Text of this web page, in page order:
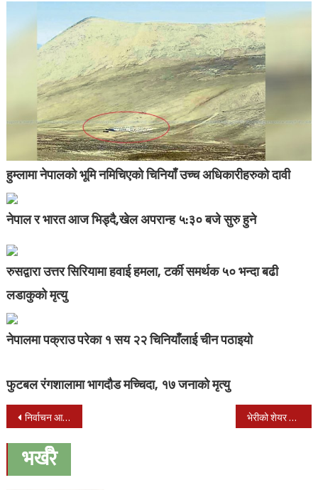
हुम्लामा नेपालको भूमि नमिचिएको चिनियाँ उच्च अधिकारीहरुको दावी
नेपाल र भारत आज भिड्दै,खेल अपरान्ह ५:३० बजे सुरु हुने
रुसद्वारा उत्तर सिरियामा हवाई हमला, टर्की समर्थक ५० भन्दा बढी
लडाकुको मृत्यु
नेपालमा पक्राउ परेका १ सय २२ चिनियाँलाई चीन पठाइयो
फुटबल रंगशालामा भागदौड मच्चिदा, १७ जनाको मृत्यु
Post
navigation
निर्वाचन आयोगले आकस्मिक बैठक बोलायो भेरीको शेयर सदस्य भेटघाट कार्यक्रम कोहलपुर ८ पिपरिमा
भर्खरै